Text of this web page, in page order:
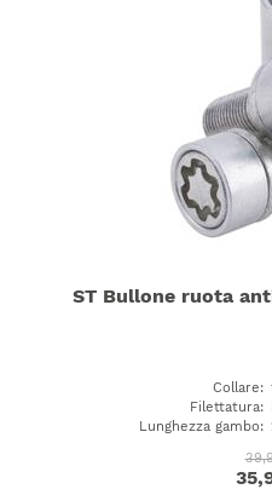
ST Bullone ruota
Collare:
Filettatura:
Lunghezza gambo: